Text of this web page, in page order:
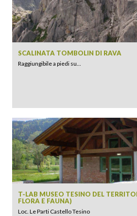
SCALINATA TOMBOLIN DI RAVA
Raggiungibile a piedi su...
T-LAB MUSEO TESINO DEL
FLORA E FAUNA)
Loc. Le Parti Castello Tesino